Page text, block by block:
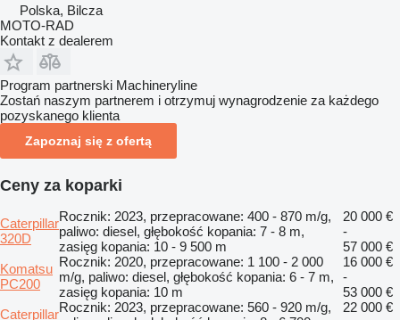
Polska, Bilcza
MOTO-RAD
Kontakt z dealerem
Program partnerski Machineryline
Zostań naszym partnerem i otrzymuj wynagrodzenie za każdego
pozyskanego klienta
Zapoznaj się z ofertą
Ceny za koparki
Caterpillar
320D
Rocznik: 2023, przepracowane: 400 - 870 m/g,
paliwo: diesel, głębokość kopania: 7 - 8 m,
zasięg kopania: 10 - 9 500 m
20 000 €
-
57 000 €
Komatsu
PC200
Rocznik: 2020, przepracowane: 1 100 - 2 000
m/g, paliwo: diesel, głębokość kopania: 6 - 7 m,
zasięg kopania: 10 m
16 000 €
-
53 000 €
CaterpillarRocznik: 2023, przepracowane: 560 - 920 m/g,
22 000 €